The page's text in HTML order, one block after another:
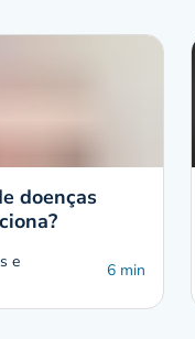
doenças
e
6 min